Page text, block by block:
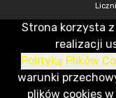
CMS & Hosting: Nefeni Sp. z o.o.
Strona korzysta
realizacji
Polityką Plików
warunki
plików cookies